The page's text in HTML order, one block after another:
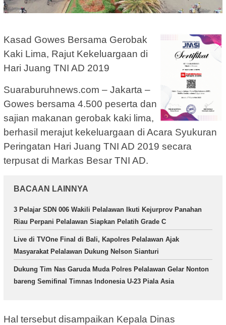
Kasad Gowes Bersama Gerobak
Kaki Lima, Rajut Kekeluargaan di
Hari Juang TNI AD 2019
Suaraburuhnews.com – Jakarta –
Gowes bersama 4.500 peserta dan
sajian makanan gerobak kaki lima,
berhasil merajut kekeluargaan di Acara Syukuran
Peringatan Hari Juang TNI AD 2019 secara
terpusat di Markas Besar TNI AD.
BACAAN LAINNYA
3 Pelajar SDN 006 Wakili Pelalawan Ikuti Kejurprov Panahan
Riau Perpani Pelalawan Siapkan Pelatih Grade C
Live di TVOne Final di Bali, Kapolres Pelalawan Ajak
Masyarakat Pelalawan Dukung Nelson Sianturi
Dukung Tim Nas Garuda Muda Polres Pelalawan Gelar Nonton
bareng Semifinal Timnas Indonesia U-23 Piala Asia
Hal tersebut disampaikan Kepala Dinas